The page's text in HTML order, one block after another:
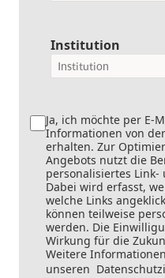
Institution
Ja, ich möchte per E-
Informationen von
erhalten. Zur
Angebots nutzt die
personalisiertes
Dabei wird erfasst,
welche Links
können teilweise
werden. Die
Wirkung für die
Weitere
unseren